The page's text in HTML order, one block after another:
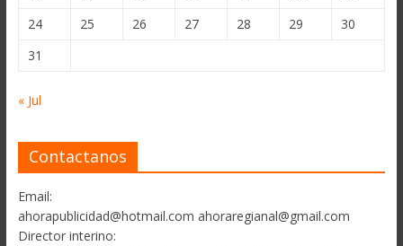
24
25 26 27 28 29
30
31
« Jul
Contactanos
Email:
ahorapublicidad@hotmail.com ahoraregianal@gmail.com
Director interino: